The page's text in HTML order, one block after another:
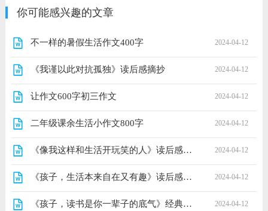
你可能感兴趣的文章
不一样的暑假生活作文400字 2024-04-12
《我谨以此对抗孤独》读后感摘抄 2024-04-12
让作文600字初三作文 2024-04-12
二年级课余生活小作文800字 2024-04-12
《像我这样和生活开玩笑的人》读后感摘抄 2024-04-12
《孩子，生活本来自在又有趣》读后感锦集 2024-04-12
《孩子，读书是你一辈子的底气》经典读后感有感 2024-04-12